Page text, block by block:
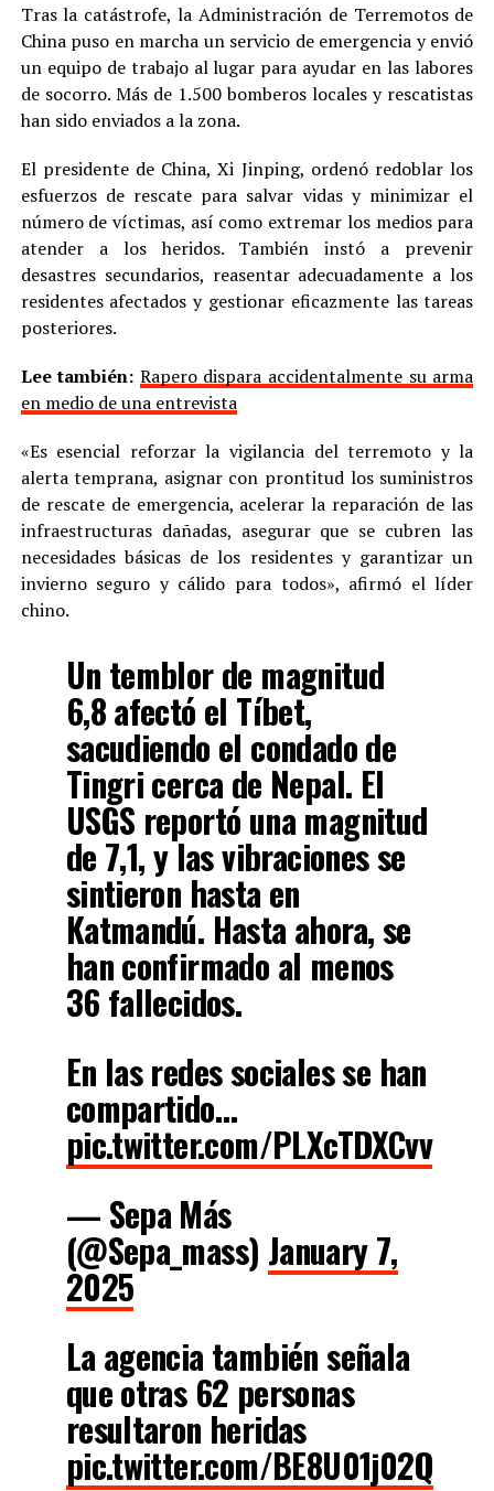
Tras la catástrofe, la Administración de Terremotos de
China puso en marcha un servicio de emergencia y envió
un equipo de trabajo al lugar para ayudar en las labores
de socorro. Más de 1.500 bomberos locales y rescatistas
han sido enviados a la zona.
El presidente de China, Xi Jinping, ordenó redoblar los
esfuerzos de rescate para salvar vidas y minimizar el
número de víctimas, así como extremar los medios para
atender a los heridos. También instó a prevenir
desastres secundarios, reasentar adecuadamente a los
residentes afectados y gestionar eficazmente las tareas
posteriores.
Lee también: Rapero dispara accidentalmente su arma
en medio de una entrevista
«Es esencial reforzar la vigilancia del terremoto y la
alerta temprana, asignar con prontitud los suministros
de rescate de emergencia, acelerar la reparación de las
infraestructuras dañadas, asegurar que se cubren las
necesidades básicas de los residentes y garantizar un
invierno seguro y cálido para todos», afirmó el líder
chino.
Un temblor de magnitud
6,8 afectó el Tíbet,
sacudiendo el condado de
Tingri cerca de Nepal. El
USGS reportó una magnitud
de 7,1, y las vibraciones se
sintieron hasta en
Katmandú. Hasta ahora, se
han confirmado al menos
36 fallecidos.
En las redes sociales se han
compartido…
pic.twitter.com/PLXcTDXCvv
— Sepa Más
(@Sepa_mass) January 7,
2025
La agencia también señala
que otras 62 personas
resultaron heridas
pic.twitter.com/BE8U01j02Q